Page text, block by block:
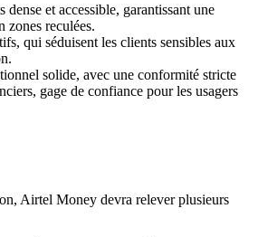
dense et accessible, garantissant une
zones reculées.
qui séduisent les clients sensibles aux
solide, avec une conformité stricte
gage de confiance pour les usagers
Airtel Money devra relever plusieurs